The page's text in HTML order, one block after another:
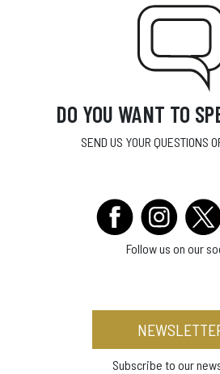
DO YOU WANT TO
SEND US YOUR QUESTIONS
Follow us on our
Subscribe to our